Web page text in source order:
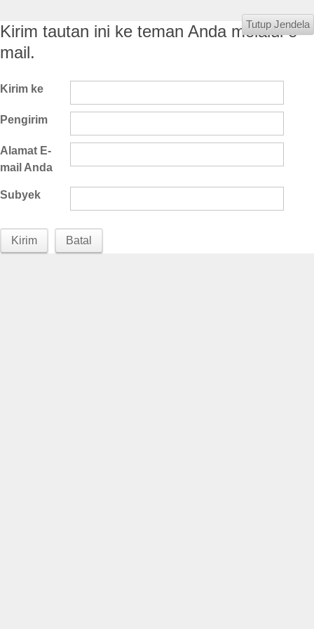
Kirim tautan ini ke teman Anda melalui e-
mail.
Tutup Jendela
Kirim ke
Pengirim
Alamat E-
mail Anda
Subyek
Kirim Batal